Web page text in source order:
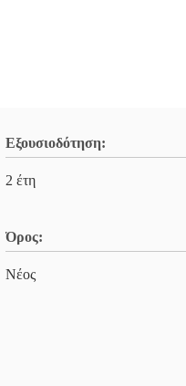
Εξουσιοδότηση:
2 έτη
Όρος:
Νέος